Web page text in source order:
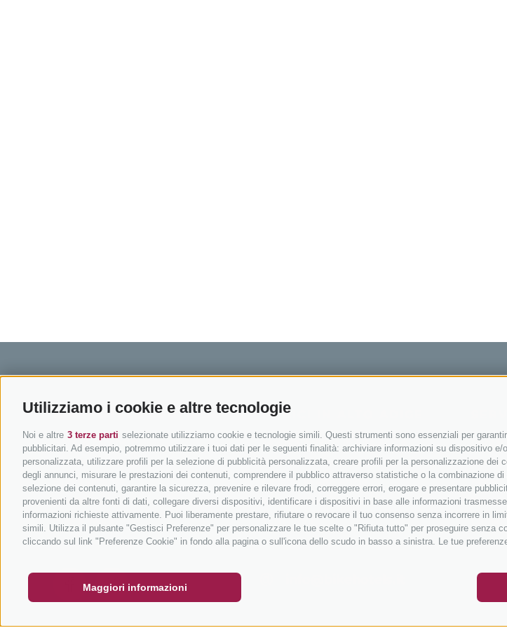
Utilizziamo i cookie e altre tecnologie
Noi e altre 3 terze parti selezionate utilizziamo cookie e tecnologie simili. Questi strumenti sono essenziali per
pubblicitari. Ad esempio, potremmo utilizzare i tuoi dati per le seguenti finalità: archiviare informazioni su dispositivo
personalizzata, utilizzare profili per la selezione di pubblicità personalizzata, creare profili per la personalizzazione
degli annunci, misurare le prestazioni dei contenuti, comprendere il pubblico attraverso statistiche o la combinazione
selezione dei contenuti, garantire la sicurezza, prevenire e rilevare frodi, correggere errori, erogare e presentare
provenienti da altre fonti di dati, collegare diversi dispositivi, identificare i dispositivi in base alle informazioni
informazioni richieste attivamente. Puoi liberamente prestare, rifiutare o revocare il tuo consenso senza incorrere in
simili. Utilizza il pulsante "Gestisci Preferenze" per personalizzare le tue scelte o "Rifiuta tutto" per proseguire senza
cliccando sul link "Preferenze Cookie" in fondo alla pagina o sull'icona dello scudo in basso a sinistra. Le tue
Maggiori informazioni
BUONO FAQ - GARANZIA DI QUALITÀ NEWSLETTER SOCIAL WALL METEO
BIKEHOTELS SÜDTIROL
Hotel & pacchetti
Pacchetti vacanze
Buoni vacanza
Hot Deals
Bike & Work
IN BICI IN ALTO ADIGE
Mountainbiking in Alto Adige
In bici da corsa in Alto Adige
Ciclabili in Alto Adige
Scuole bike
Tutti i tour
Come
Meteo
Eventi